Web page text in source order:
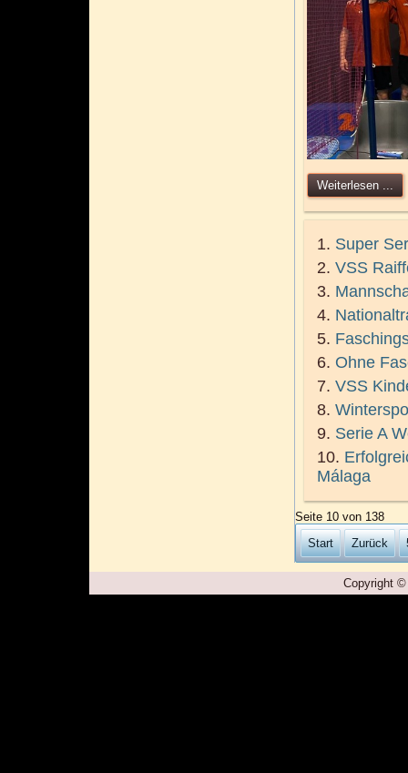
Weiterlesen ...
Super
VSS
Ohne
VSS
Serie A
Málaga
Seite 10 von 138
Start
Zurück
Copyright ©